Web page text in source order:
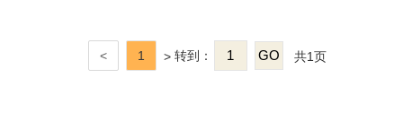
< 1 > 转到： 共1页